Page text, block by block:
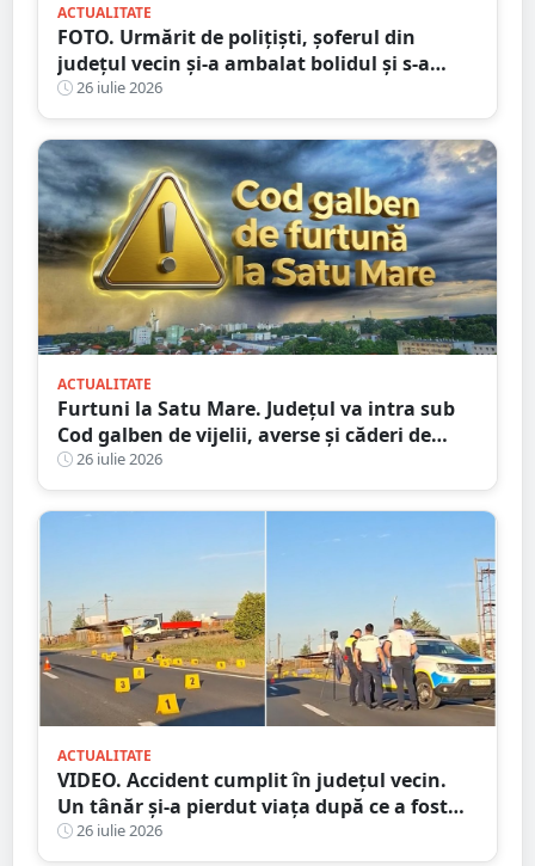
ACTUALITATE
FOTO. Urmărit de polițiști, șoferul din
județul vecin și-a ambalat bolidul și s-a
oprit într-un cap de pod. Apoi a luat-o la
fugă
26 iulie 2026
ACTUALITATE
Furtuni la Satu Mare. Județul va intra sub
Cod galben de vijelii, averse și căderi de
grindină
26 iulie 2026
ACTUALITATE
VIDEO. Accident cumplit în județul vecin.
Un tânăr și-a pierdut viața după ce a fost
lovit de camion
26 iulie 2026